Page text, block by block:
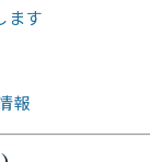
ます
報